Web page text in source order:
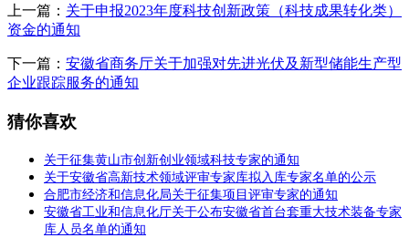
上一篇： 关于申报2023年度科技创新政策（科技成果转化类）
资金的通知
下一篇： 安徽省商务厅关于加强对先进光伏及新型储能生产型
企业跟踪服务的通知
猜你喜欢
关于征集黄山市创新创业领域科技专家的通知
关于安徽省高新技术领域评审专家库拟入库专家名单的公示
合肥市经济和信息化局关于征集项目评审专家的通知
安徽省工业和信息化厅关于公布安徽省首台套重大技术装备专家
库人员名单的通知